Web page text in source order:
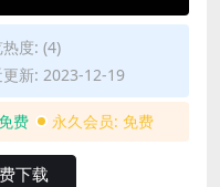
度: (4)
更新: 2023-12-19
费 永久会员: 免费
下载